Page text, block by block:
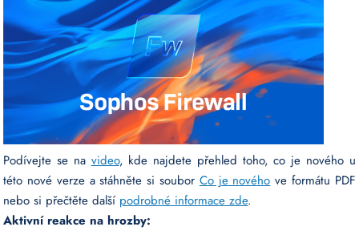
Podívejte se navideo, kde najdete přehled toho, co je nového u
této nové verze a stáhněte si souborCo je novéhove formátu PDF
nebo si přečtěte další podrobné informace zde.
Aktivní reakce na hrozby: